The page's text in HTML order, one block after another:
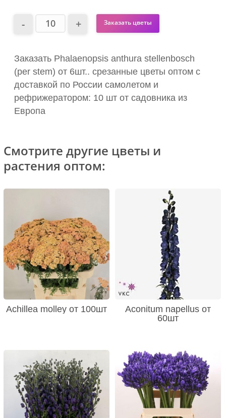
Заказать цветы
Заказать Phalaenopsis anthura stellenbosch
(per stem) от 6шт.. срезанные цветы оптом с
доставкой по России самолетом и
рефрижератором: 10 шт от садовника из
Европа
Смотрите другие цветы и
растения оптом:
Achillea molley от 100шт
Aconitum napellus от
60шт